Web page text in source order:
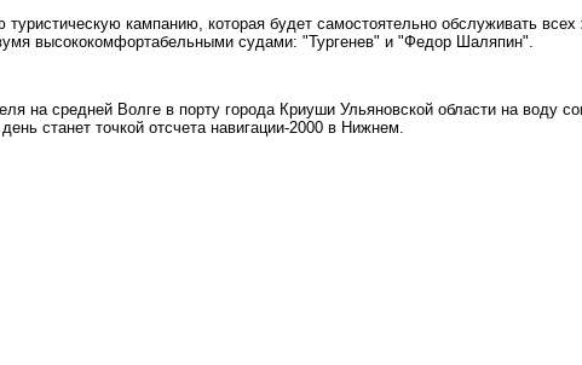
кампанию, которая будет самостоятельно обслуживать
высококомфортабельными судами: "Тургенев" и "Федор Шаляпин".
на средней Волге в порту города Криуши Ульяновской области на воду
станет точкой отсчета навигации-2000 в Нижнем.